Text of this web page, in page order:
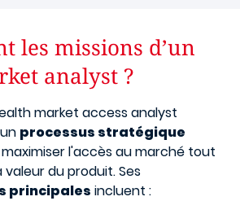
les missions d’un
analyst ?
market access analyst
processus stratégique
l'accès au marché tout
du produit. Ses
principales incluent :